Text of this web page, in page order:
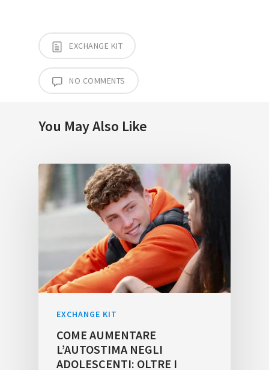
EXCHANGE KIT
NO COMMENTS
You May Also Like
EXCHANGE KIT
COME AUMENTARE
L’AUTOSTIMA NEGLI
ADOLESCENTI: OLTRE I